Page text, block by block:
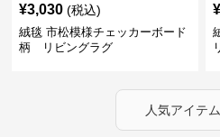
¥3,030 (税込)
絨毯 市松模様チェッカーボード
柄 リビングラグ
¥
人気アイテ